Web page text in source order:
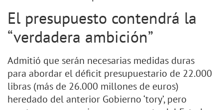
El presupuesto contendrá la
“verdadera ambición”
Admitió que serán necesarias medidas duras
para abordar el déficit presupuestario de 22.000
libras (más de 26.000 millones de euros)
heredado del anterior Gobierno ‘tory’, pero